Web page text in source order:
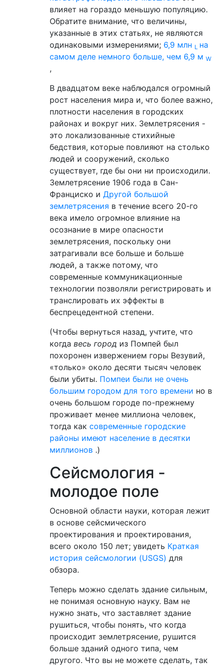
влияет на гораздо меньшую популяцию.
Обратите внимание, что величины,
указанные в этих статьях, не являются
одинаковыми измерениями; 6,9 млн L на
самом деле немного больше, чем 6,9 м W
,
В двадцатом веке наблюдался огромный
рост населения мира и, что более важно,
плотности населения в городских
районах и вокруг них. Землетрясения -
это локализованные стихийные
бедствия, которые повлияют на столько
людей и сооружений, сколько
существует, где бы они ни происходили.
Землетрясение 1906 года в Сан-
Франциско и Другой большой
землетрясения в течение всего 20-го
века имело огромное влияние на
осознание в мире опасности
землетрясения, поскольку они
затрагивали все больше и больше
людей, а также потому, что
современные коммуникационные
технологии позволяли регистрировать и
транслировать их эффекты в
беспрецедентной степени.
(Чтобы вернуться назад, учтите, что
когда весь город из Помпей был
похоронен извержением горы Везувий,
«только» около десяти тысяч человек
были убиты. Помпеи были не очень
большим городом для того времени но в
очень большом городе по-прежнему
проживает менее миллиона человек,
тогда как современные городские
районы имеют население в десятки
миллионов .)
Сейсмология -
молодое поле
Основной области науки, которая лежит
в основе сейсмического
проектирования и проектирования,
всего около 150 лет; увидеть Краткая
история сейсмологии (USGS) для
обзора.
Теперь можно сделать здание сильным,
не понимая основную науку. Вам не
нужно знать, что заставляет здание
рушиться, чтобы понять, что когда
происходит землетрясение, рушится
больше зданий одного типа, чем
другого. Что вы не можете сделать, так